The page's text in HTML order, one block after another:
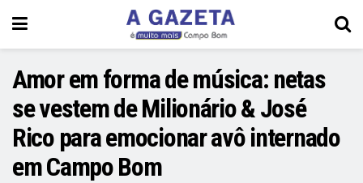
Amor em forma de música: netas
se vestem de Milionário & José
Rico para emocionar avô internado
em Campo Bom